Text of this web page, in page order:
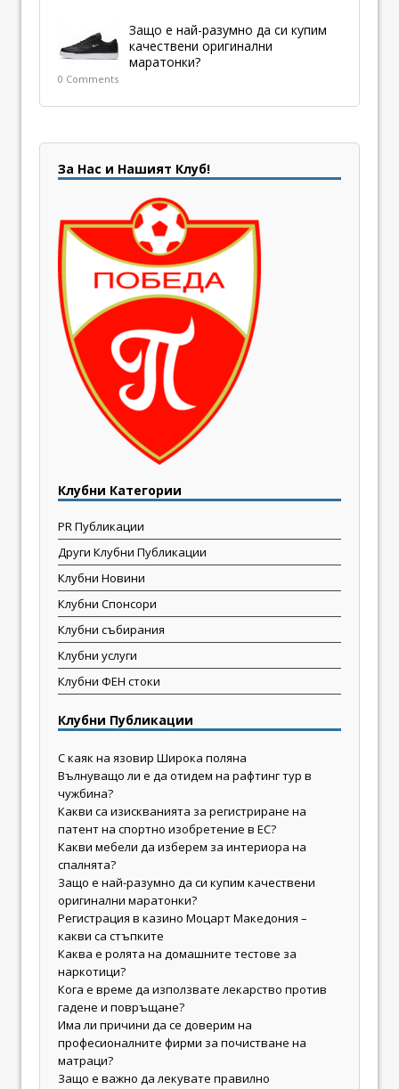
Защо е най-разумно да си купим
качествени оригинални
маратонки?
0 Comments
За Нас и Нашият Клуб!
Клубни Категории
PR Публикации
Други Клубни Публикации
Клубни Новини
Клубни Спонсори
Клубни събирания
Клубни услуги
Клубни ФЕН стоки
Клубни Публикации
С каяк на язовир Широка поляна
Вълнуващо ли е да отидем на рафтинг тур в
чужбина?
Какви са изискванията за регистриране на
патент на спортно изобретение в ЕС?
Какви мебели да изберем за интериора на
спалнята?
Защо е най-разумно да си купим качествени
оригинални маратонки?
Регистрация в казино Моцарт Македония –
какви са стъпките
Каква е ролята на домашните тестове за
наркотици?
Кога е време да използвате лекарство против
гадене и повръщане?
Има ли причини да се доверим на
професионалните фирми за почистване на
матраци?
Защо е важно да лекувате правилно